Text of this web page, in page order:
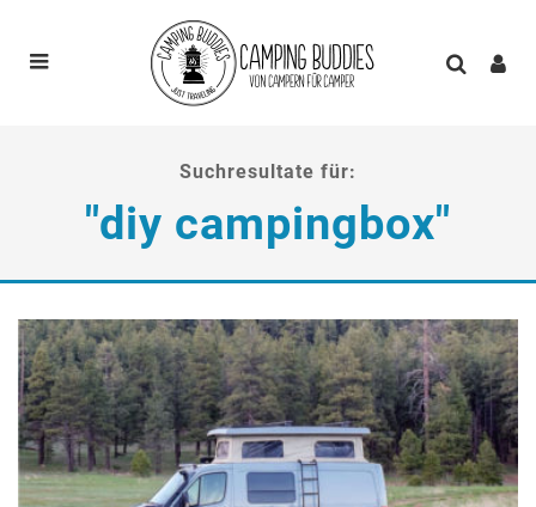
Suchresultate für:
"diy campingbox"